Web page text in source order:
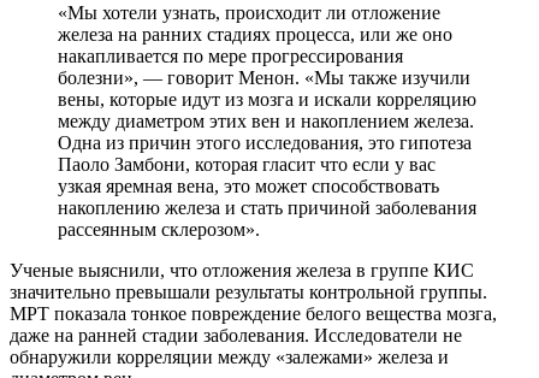
«Мы хотели узнать, происходит ли отложение
железа на ранних стадиях процесса, или же оно
накапливается по мере прогрессирования
болезни», — говорит Менон. «Мы также изучили
вены, которые идут из мозга и искали корреляцию
между диаметром этих вен и накоплением железа.
Одна из причин этого исследования, это гипотеза
Паоло Замбони, которая гласит что если у вас
узкая яремная вена, это может способствовать
накоплению железа и стать причиной заболевания
рассеянным склерозом».
Ученые выяснили, что отложения железа в группе КИС
значительно превышали результаты контрольной группы.
МРТ показала тонкое повреждение белого вещества мозга,
даже на ранней стадии заболевания. Исследователи не
обнаружили корреляции между «залежами» железа и